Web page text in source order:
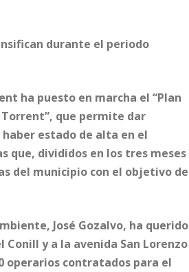
durante el periodo
ha puesto en marcha el “Plan
Torrent”, que permite dar
estado de alta en el
que, divididos en los tres meses
del municipio con el objetivo de
José Gozalvo, ha querido
y a la avenida San Lorenzo
operarios contratados para el